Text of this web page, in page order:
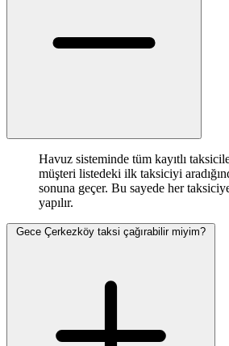
Havuz sisteminde tüm kayıtlı
müşteri listedeki ilk taksiciyi
sonuna geçer. Bu sayede her
yapılır.
Gece Çerkezköy taksi çağırabilir miyim?